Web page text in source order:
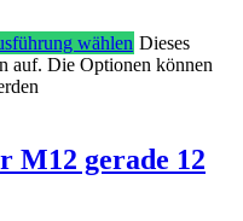
wählen Dieses
auf. Die Optionen können
M12 gerade 12